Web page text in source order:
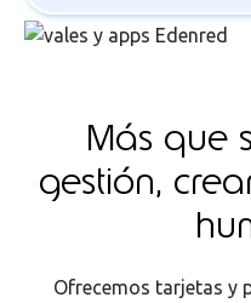
Más que
gestión,
Ofrecemos tarjetas y